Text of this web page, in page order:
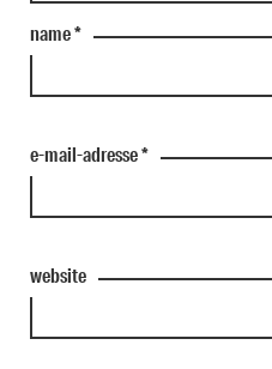
name*
e-mail-adresse*
website